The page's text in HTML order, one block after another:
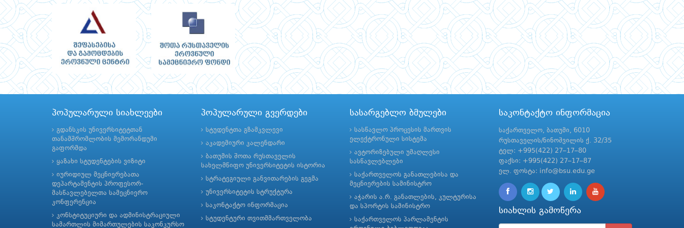
პოპულარული სიახლეები
გდანსკის უნივერსიტეტთან
თანამშრომლობის მემორანდუმი
გაფორმდა
ყაზახი სტუდენტების ვიზიტი
იურიდიულ მეცნიერებათა
დეპარტამენტის პროფესორ-
მასწავლებელთა სამეცნიერო
კონფერენცია
კონსტიტუციური და ადმინისტრაციული
სამართლის მიმართულების საკონკურსო
პოპულარული გვერდები
სტუდენტთა გზამკვლევი
აკადემიური კალენდარი
ბათუმის შოთა რუსთაველის
სახელმწიფო უნივერსიტეტის ისტორია
სტრატეგიული განვითარების გეგმა
უნივერსიტეტის სტრუქტურა
საკონტაქტო ინფორმაცია
სტუდენტური თვითმმართველობა
სასარგებლო ბმულები
სასწავლო პროცესის მართვის
ელექტრონული სისტემა
ავტორიზებული უმაღლესი
სასწავლებლები
საქართველოს განათლებისა და
მეცნიერების სამინისტრო
აჭარის ა.რ. განათლების, კულტურისა
და სპორტის სამინისტრო
საქართველოს პარლამენტის
საკონტაქტო ინფორმაცია
საქართველო, ბათუმი, 6010
რუსთაველის/ნინოშვილის ქ. 32/35
ტელ: +995(422) 27–17–80
ფაქსი: +995(422) 27–17–87
ელ. ფოსტა: info@bsu.edu.ge
სიახლის გამოწერა